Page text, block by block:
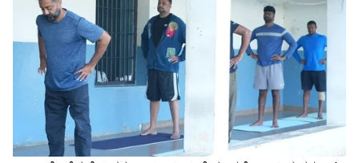
ಬಹುಮುಖ್ಯ ಉದ್ದೇಶ. ಹೀಗಾಗಿ ಯಾವುದೇ ಮುಹೂರ್ತ ಇಲ್ಲ
ಎನ್ನುವ ವಿಚಾರ ಶಾಕ್ ಕೊಟ್ಟಿದೆ.
ಬಿಕಿನಿಯಲ್ಲಿ ಸಖತ್ ಹಾಟ್ ಕಾಣಿಸಿದ ಕಿರುತೆರೆ ನಟಿ
ಐಶ್ವರ್ಯಾ ಸಿಂಧೋಗಿ
RECOMMENDED STORIES